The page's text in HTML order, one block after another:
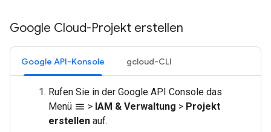
Google Cloud-Projekt erstellen
Google API-Konsole gcloud-CLI
Rufen Sie in der Google API Console das
Menü menu > IAM & Verwaltung > Projekt
erstellen auf.